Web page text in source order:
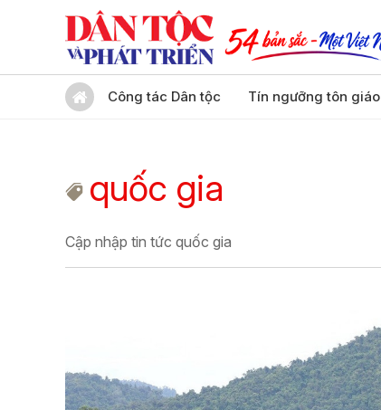
Công tác Dân tộc Tín ngưỡng tôn giáo
quốc gia
Cập nhập tin tức quốc gia